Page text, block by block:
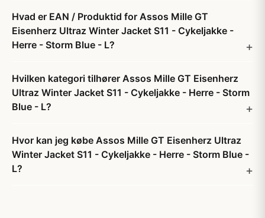
Hvad er EAN / Produktid for Assos Mille GT
Eisenherz Ultraz Winter Jacket S11 - Cykeljakke -
Herre - Storm Blue - L?
Hvilken kategori tilhører Assos Mille GT Eisenherz
Ultraz Winter Jacket S11 - Cykeljakke - Herre - Storm
Blue - L?
Hvor kan jeg købe Assos Mille GT Eisenherz Ultraz
Winter Jacket S11 - Cykeljakke - Herre - Storm Blue -
L?